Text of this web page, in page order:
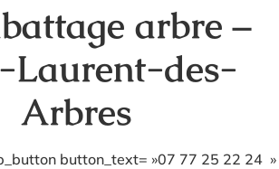
arbre –
Laurent-des-
Arbres
button_text= »07 77 25 22 24 »